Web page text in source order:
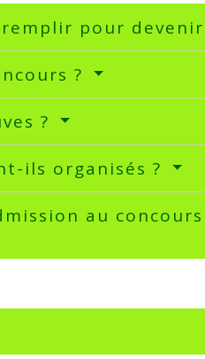
pour
?
?
ils organisés ?
au